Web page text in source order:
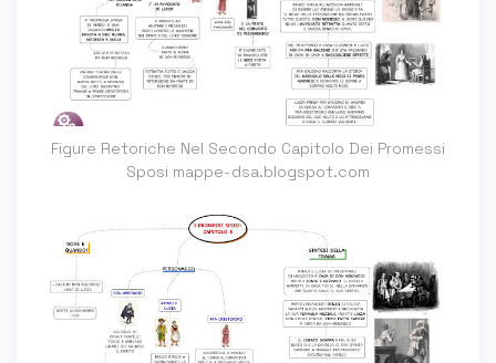
Figure Retoriche Nel Secondo Capitolo Dei Promessi
Sposi mappe-dsa.blogspot.com